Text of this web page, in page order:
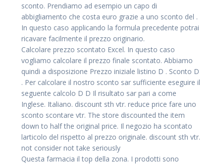
sconto. Prendiamo ad esempio un capo di
abbigliamento che costa euro grazie a uno sconto del .
In questo caso applicando la formula precedente potrai
ricavare facilmente il prezzo originario.
Calcolare prezzo scontato Excel. In questo caso
vogliamo calcolare il prezzo finale scontato. Abbiamo
quindi a disposizione Prezzo iniziale listino D . Sconto D
. Per calcolare il nostro sconto sar sufficiente eseguire il
seguente calcolo D D Il risultato sar pari a come
Inglese. Italiano. discount sth vtr. reduce price fare uno
sconto scontare vtr. The store discounted the item
down to half the original price. Il negozio ha scontato
larticolo del rispetto al prezzo originale. discount sth vtr.
not consider not take seriously
Questa farmacia il top della zona. I prodotti sono